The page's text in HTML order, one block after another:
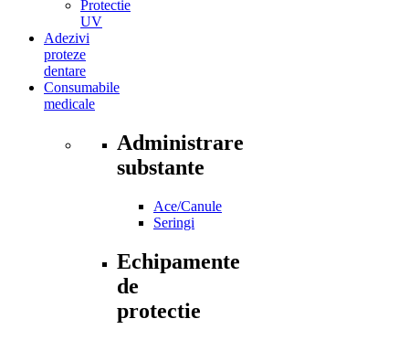
Protectie
UV
Adezivi
proteze
dentare
Consumabile
medicale
Administrare
substante
Ace/Canule
Seringi
Echipamente
de
protectie